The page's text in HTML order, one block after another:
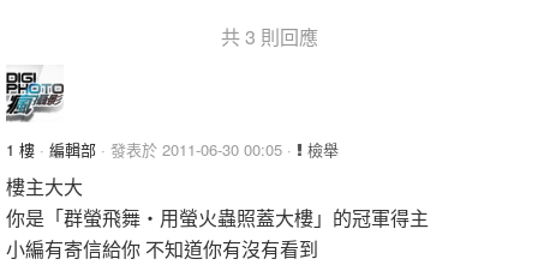
共 3 則回應
1 樓 · 編輯部 · 發表於 2011-06-30 00:05 · 檢舉
樓主大大
你是「群螢飛舞‧用螢火蟲照蓋大樓」的冠軍得主
小編有寄信給你 不知道你有沒有看到